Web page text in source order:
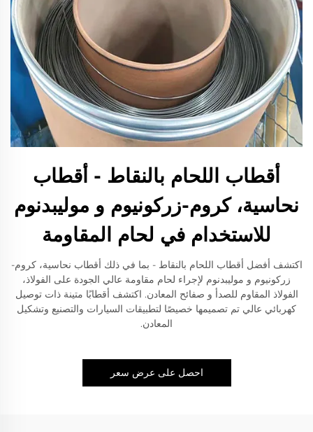
أقطاب اللحام بالنقاط - أقطاب
نحاسية، كروم-زركونيوم و موليبدنوم
للاستخدام في لحام المقاومة
اكتشف أفضل أقطاب اللحام بالنقاط - بما في ذلك أقطاب نحاسية، كروم-
زركونيوم و موليبدنوم لإجراء لحام مقاومة عالي الجودة على الفولاذ،
الفولاذ المقاوم للصدأ و صفائح المعادن. اكتشف أقطابًا متينة ذات توصيل
كهربائي عالي تم تصميمها خصيصًا لتطبيقات السيارات والتصنيع وتشكيل
المعادن.
احصل على عرض سعر